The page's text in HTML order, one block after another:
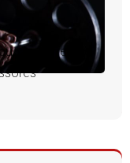
perfeita e